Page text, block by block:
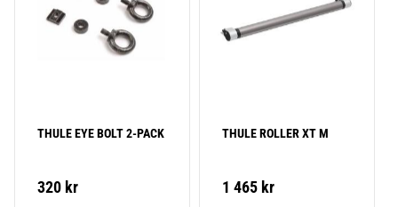
THULE EYE BOLT 2-PACK
320 kr
THULE ROLLER XT M
1 465 kr